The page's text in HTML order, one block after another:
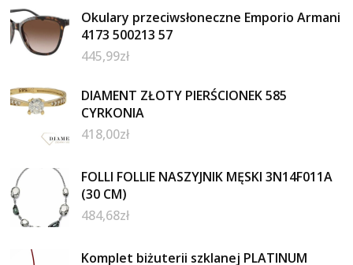
Okulary przeciwsłoneczne Emporio Armani
4173 500213 57
445,99zł
DIAMENT ZŁOTY PIERŚCIONEK 585
CYRKONIA
418,00zł
FOLLI FOLLIE NASZYJNIK MĘSKI 3N14F011A
(30 CM)
484,68zł
Komplet biżuterii szklanej PLATINUM